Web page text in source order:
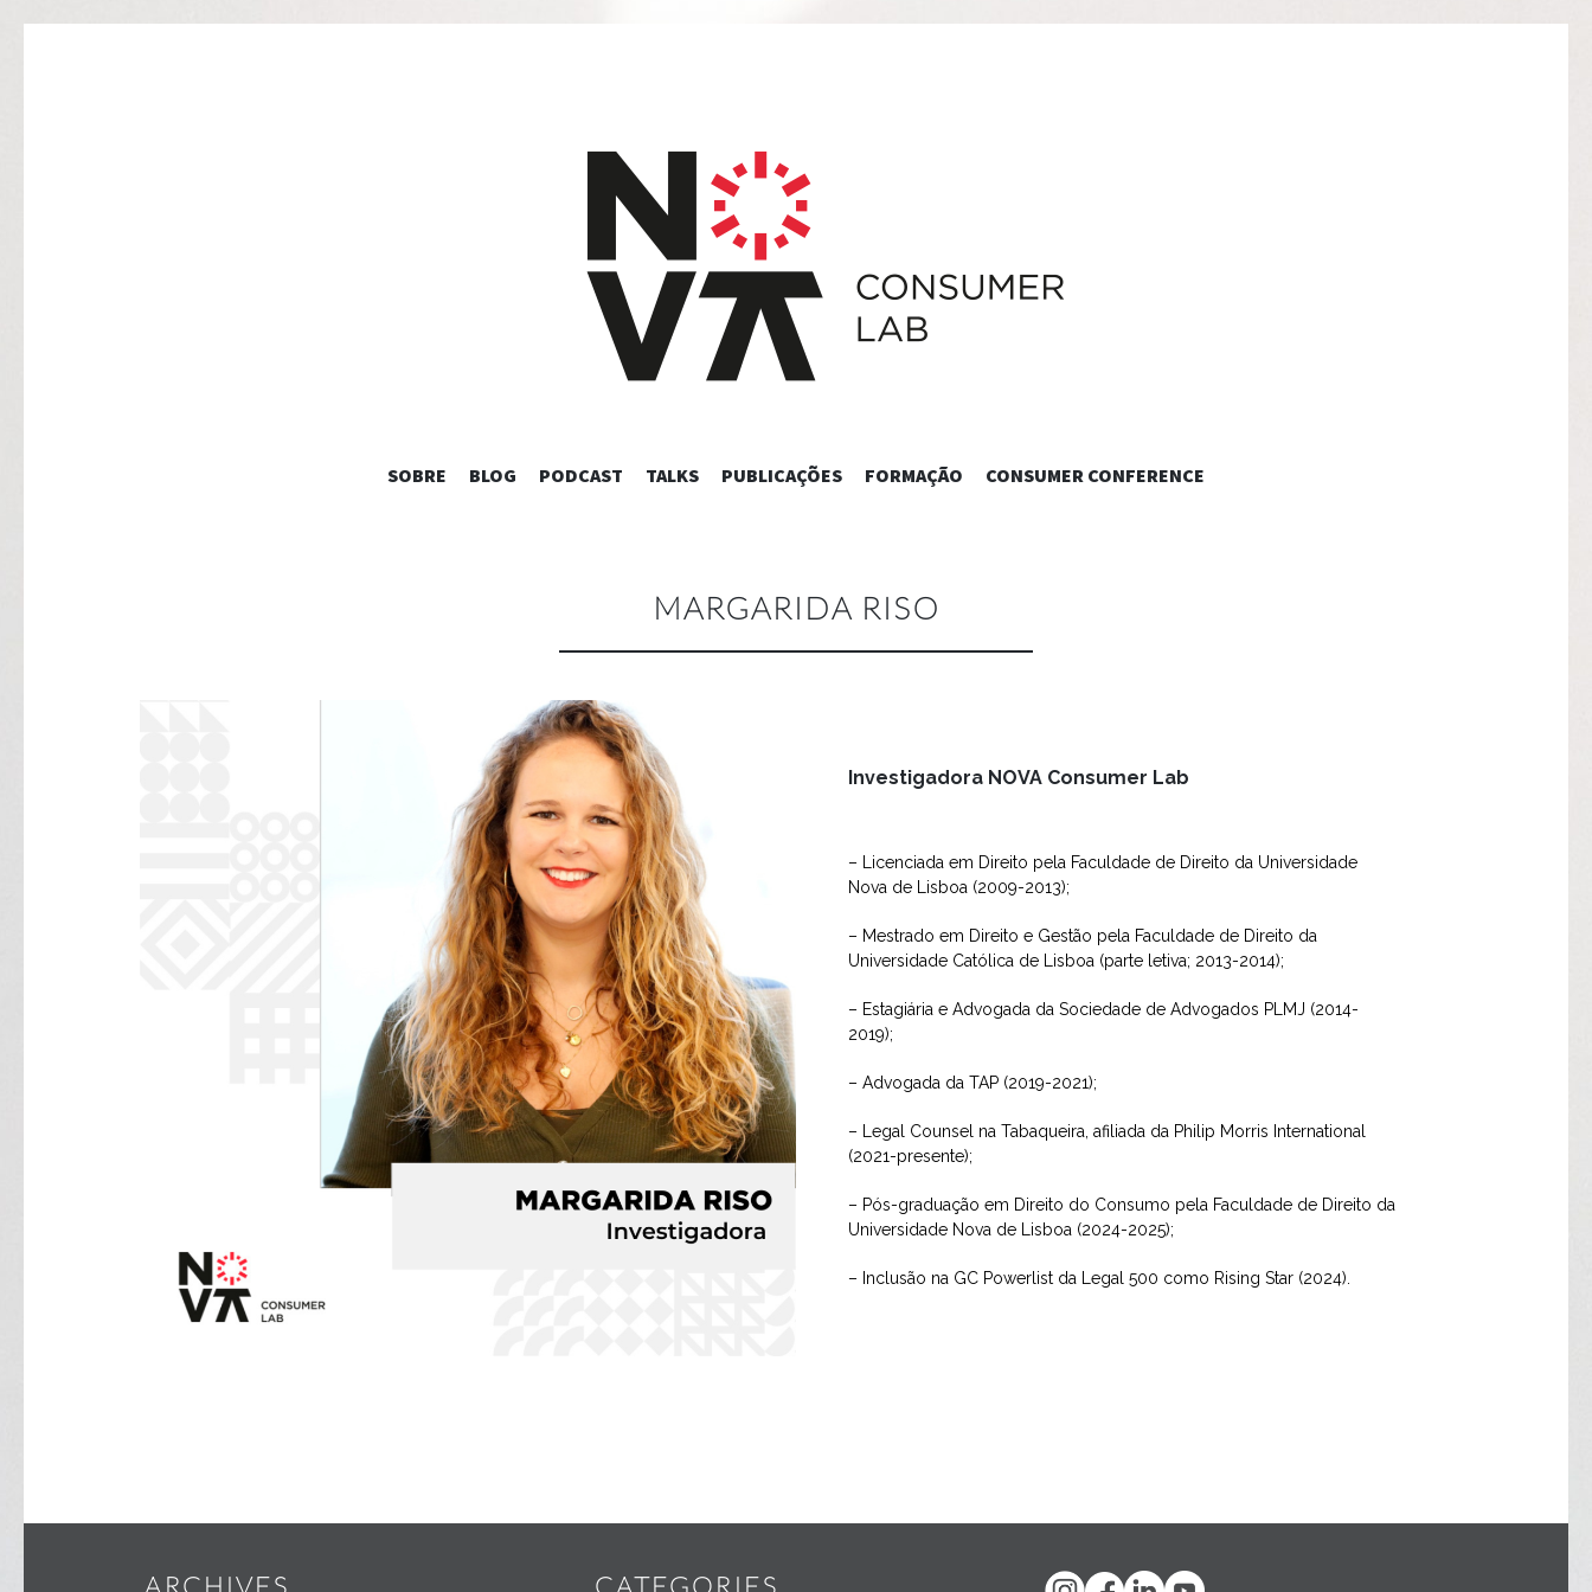
SKIP
SOBRE BLOG PODCAST TALKS PUBLICAÇÕES FORMAÇÃO CONSUMER CONFERENCE
MARGARIDA RISO
Investigadora NOVA Consumer Lab
– Licenciada em Direito pela Faculdade de Direito da Universidade
Nova de Lisboa (2009-2013);
– Mestrado em Direito e Gestão pela Faculdade de Direito da
Universidade Católica de Lisboa (parte letiva; 2013-2014);
– Estagiária e Advogada da Sociedade de Advogados PLMJ (2014-
2019);
– Advogada da TAP (2019-2021);
– Legal Counsel na Tabaqueira, afiliada da Philip Morris International
(2021-presente);
– Pós-graduação em Direito do Consumo pela Faculdade de Direito da
Universidade Nova de Lisboa (2024-2025);
– Inclusão na GC Powerlist da Legal 500 como Rising Star (2024).